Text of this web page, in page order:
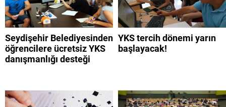
Seydişehir Belediyesinden
öğrencilere ücretsiz YKS
danışmanlığı desteği
YKS tercih dönemi yarın
başlayacak!